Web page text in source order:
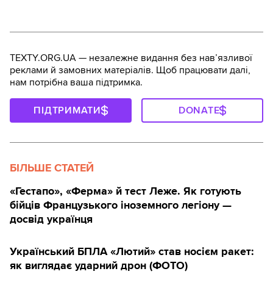
TEXTY.ORG.UA — незалежне видання без навʼязливої
реклами й замовних матеріалів. Щоб працювати далі,
нам потрібна ваша підтримка.
ПІДТРИМАТИ DONATE
БІЛЬШЕ СТАТЕЙ
«Гестапо», «Ферма» й тест Леже. Як готують
бійців Французького іноземного легіону —
досвід українця
Український БПЛА «Лютий» став носієм ракет:
як виглядає ударний дрон (ФОТО)